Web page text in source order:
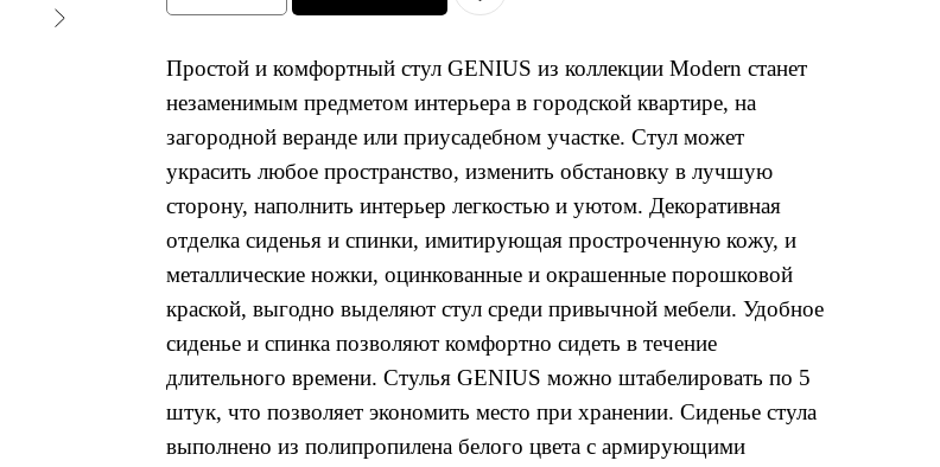
Простой и комфортный стул GENIUS из коллекции Modern станет
незаменимым предметом интерьера в городской квартире, на
загородной веранде или приусадебном участке. Стул может
украсить любое пространство, изменить обстановку в лучшую
сторону, наполнить интерьер легкостью и уютом. Декоративная
отделка сиденья и спинки, имитирующая простроченную кожу, и
металлические ножки, оцинкованные и окрашенные порошковой
краской, выгодно выделяют стул среди привычной мебели. Удобное
сиденье и спинка позволяют комфортно сидеть в течение
длительного времени. Стулья GENIUS можно штабелировать по 5
штук, что позволяет экономить место при хранении. Сиденье стула
выполнено из полипропилена белого цвета с армирующими